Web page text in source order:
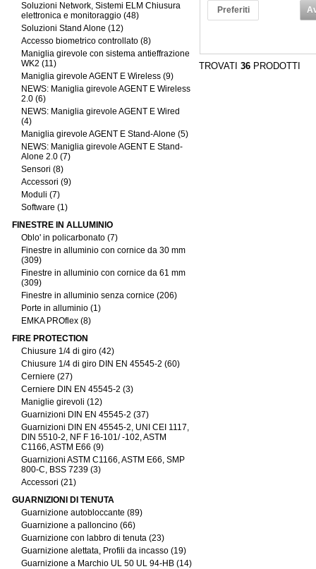
Soluzioni Network, Sistemi ELM Chiusura
elettronica e monitoraggio (48)
Soluzioni Stand Alone (12)
Accesso biometrico controllato (8)
Maniglia girevole con sistema antieffrazione
WK2 (11)
Maniglia girevole AGENT E Wireless (9)
NEWS: Maniglia girevole AGENT E Wireless
2.0 (6)
NEWS: Maniglia girevole AGENT E Wired
(4)
Maniglia girevole AGENT E Stand-Alone (5)
NEWS: Maniglia girevole AGENT E Stand-
Alone 2.0 (7)
Sensori (8)
Accessori (9)
Moduli (7)
Software (1)
FINESTRE IN ALLUMINIO
Oblo' in policarbonato (7)
Finestre in alluminio con cornice da 30 mm
(309)
Finestre in alluminio con cornice da 61 mm
(309)
Finestre in alluminio senza cornice (206)
Porte in alluminio (1)
EMKA PROflex (8)
FIRE PROTECTION
Chiusure 1/4 di giro (42)
Chiusure 1/4 di giro DIN EN 45545-2 (60)
Cerniere (27)
Cerniere DIN EN 45545-2 (3)
Maniglie girevoli (12)
Guarnizioni DIN EN 45545-2 (37)
Guarnizioni DIN EN 45545-2, UNI CEI 1117,
DIN 5510-2, NF F 16-101/ -102, ASTM
C1166, ASTM E66 (9)
Guarnizioni ASTM C1166, ASTM E66, SMP
800-C, BSS 7239 (3)
Accessori (21)
GUARNIZIONI DI TENUTA
Guarnizione autobloccante (89)
Guarnizione a palloncino (66)
Guarnizione con labbro di tenuta (23)
Guarnizione alettata, Profili da incasso (19)
Guarnizione a Marchio UL 50 UL 94-HB (14)
Preferiti
TROVATI 36 PRODOTTI